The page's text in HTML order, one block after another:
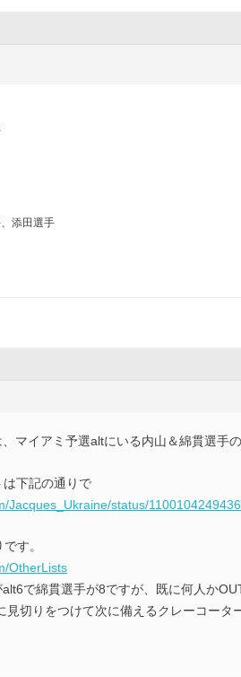
添田選手
マイアミ予選altにいる内山＆綿貫選手の
下記の通りで
Jacques_Ukraine/status/
す。
OtherLists
で綿貫選手が8ですが、既に何人か
見切りをつけて次に備えるクレーコータ